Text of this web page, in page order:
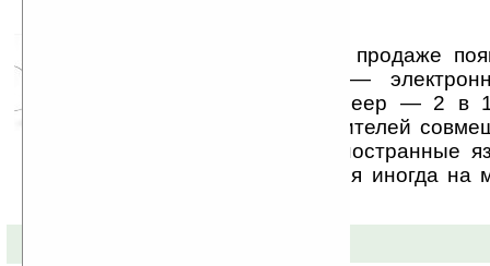
В Корее и Японии в продаже
интересный гаджет —
портативный медиаплеер — 2 в
будет хорош для любителей
полезным — учить иностранные
примеру, и отвлекаться иногда на